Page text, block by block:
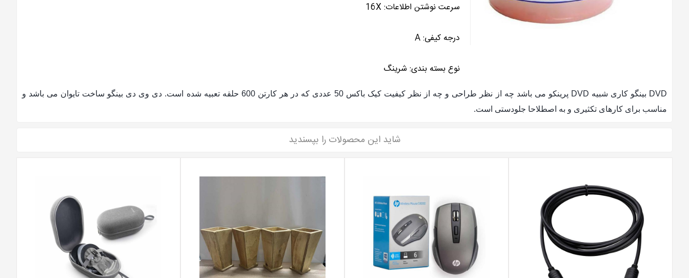
سرعت نوشتن اطلاعات: 16X
درجه کیفی: A
نوع بسته بندی: شرینگ
DVD بینگو کاری شبیه DVD پرینکو می باشد چه از نظر طراحی و چه از نظر کیفیت کیک باکس 50 عددی که در هر کارتن 600 حلقه تعبیه شده است. دی وی دی بینگو ساخت تایوان می باشد و
مناسب برای کارهای تکثیری و به اصطلاحا جلودستی است.
شاید این محصولات را بپسندید